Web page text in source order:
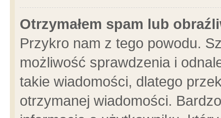
Otrzymałem spam lub
Przykro nam z tego powodu.
możliwość sprawdzenia i
takie wiadomości, dlatego
otrzymanej wiadomości.